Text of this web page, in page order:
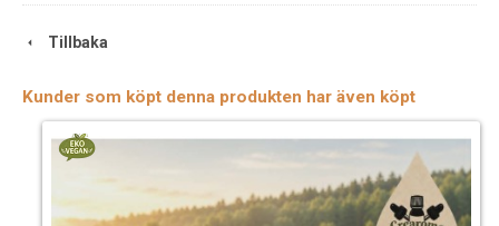
Tillbaka
Kunder som köpt denna produkten har även köpt